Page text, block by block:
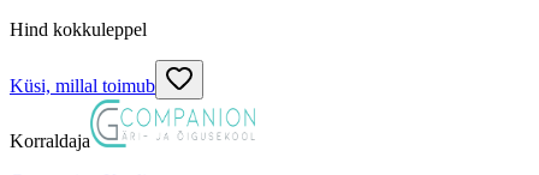
Hind kokkuleppel
Küsi, millal toimub
Korraldaja